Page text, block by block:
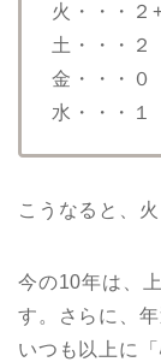
火・・・２
土・・・２
金・・・０
水・・・１
こうなると、
今の10年は、
す。さらに、
いつも以上に